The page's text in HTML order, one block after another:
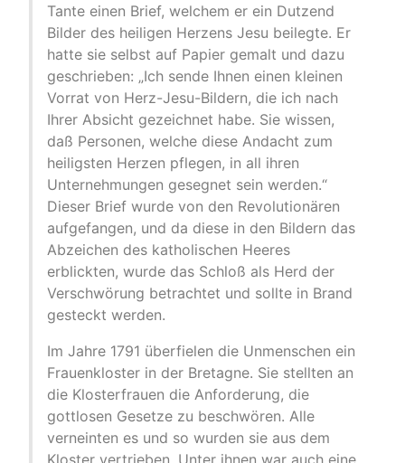
Tante einen Brief, welchem er ein Dutzend
Bilder des heiligen Herzens Jesu beilegte. Er
hatte sie selbst auf Papier gemalt und dazu
geschrieben: „Ich sende Ihnen einen kleinen
Vorrat von Herz-Jesu-Bildern, die ich nach
Ihrer Absicht gezeichnet habe. Sie wissen,
daß Personen, welche diese Andacht zum
heiligsten Herzen pflegen, in all ihren
Unternehmungen gesegnet sein werden.“
Dieser Brief wurde von den Revolutionären
aufgefangen, und da diese in den Bildern das
Abzeichen des katholischen Heeres
erblickten, wurde das Schloß als Herd der
Verschwörung betrachtet und sollte in Brand
gesteckt werden.
Im Jahre 1791 überfielen die Unmenschen ein
Frauenkloster in der Bretagne. Sie stellten an
die Klosterfrauen die Anforderung, die
gottlosen Gesetze zu beschwören. Alle
verneinten es und so wurden sie aus dem
Kloster vertrieben. Unter ihnen war auch eine